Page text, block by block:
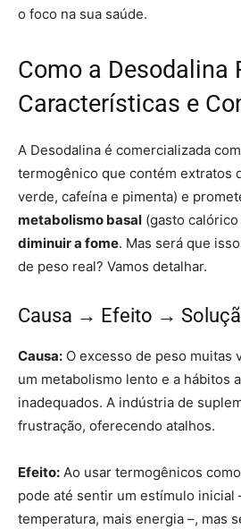
o foco na sua saúde.
Como a Desodalina
Características e
A Desodalina é comercializada
termogênico que contém extratos
verde, cafeína e pimenta) e
metabolismo basal (gasto
diminuir a fome. Mas será que
de peso real? Vamos detalhar.
Causa → Efeito →
Causa: O excesso de peso muitas
um metabolismo lento e a hábitos
inadequados. A indústria de
frustração, oferecendo atalhos.
Efeito: Ao usar termogênicos
pode até sentir um estímulo inicial
temperatura, mais energia –, mas